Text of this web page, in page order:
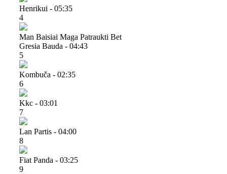
Henrikui - 05:35
4
Man Baisiai Maga Patraukti Bet
Gresia Bauda - 04:43
5
Kombuča - 02:35
6
Kkc - 03:01
7
Lan Partis - 04:00
8
Fiat Panda - 03:25
9